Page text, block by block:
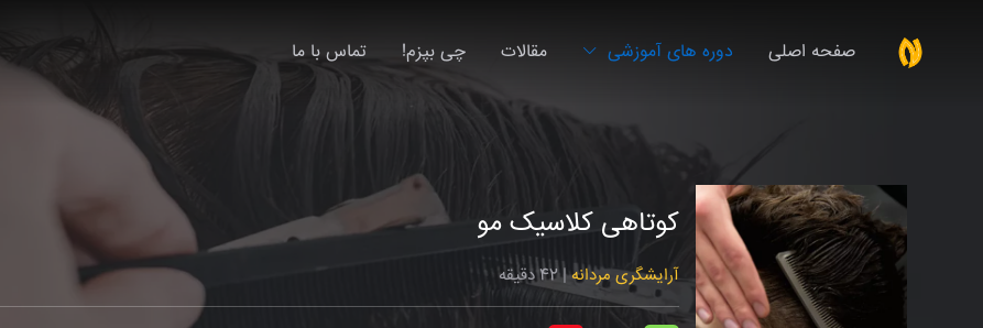
صفحه اصلی دوره های آموزشی مقالات چی بپزم! تماس با ما
کوتاهی کلاسیک مو
آرایشگری مردانه| 42 دقیقه